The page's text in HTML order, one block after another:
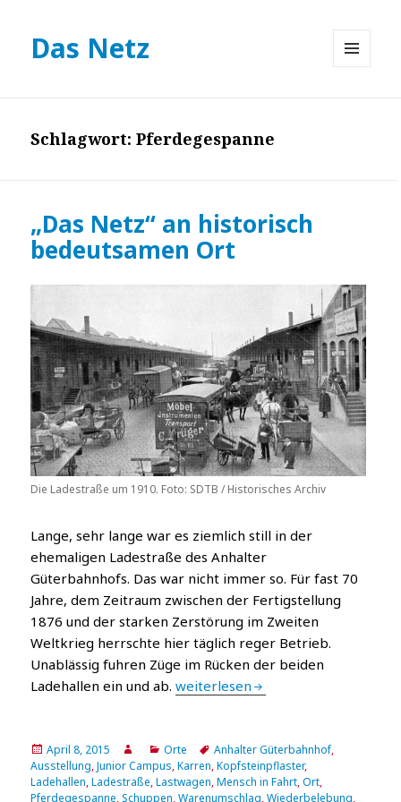
Das Netz
Schlagwort:Pferdegespanne
„Das Netz“ an historisch
bedeutsamen Ort
Die Ladestraße um 1910. Foto: SDTB / Historisches Archiv
Lange, sehr lange war es ziemlich still in der
ehemaligen Ladestraße des Anhalter
Güterbahnhofs. Das war nicht immer so. Für fast 70
Jahre, dem Zeitraum zwischen der Fertigstellung
1876 und der starken Zerstörung im Zweiten
Weltkrieg herrschte hier täglich reger Betrieb.
Unablässig fuhren Züge im Rücken der beiden
Ladehallen ein und ab.„Das Netz“ an historisch
weiterlesen
Veröffentlicht
am
April 8, 2015 AutorKatgeorien
Orte Tags
Anhalter Güterbahnhof,
Ausstellung,Junior Campus,Karren,Kopfsteinpflaster,
Ladehallen,Ladestraße,Lastwagen,Mensch in Fahrt,Ort,
Pferdegespanne,Schuppen,Warenumschlag,Wiederbelebung,